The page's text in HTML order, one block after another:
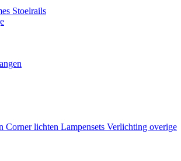
Stoelrails
Corner lichten Lampensets Verlichting overige